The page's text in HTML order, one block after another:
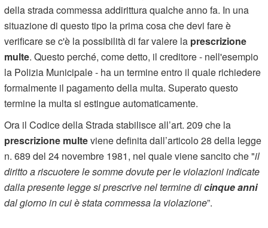
della strada commessa addirittura qualche anno fa. In una
situazione di questo tipo la prima cosa che devi fare è
verificare se c'è la possibilità di far valere la prescrizione
multe. Questo perché, come detto, il creditore - nell'esempio
la Polizia Municipale - ha un termine entro il quale richiedere
formalmente il pagamento della multa. Superato questo
termine la multa si estingue automaticamente.
Ora il Codice della Strada stabilisce all’art. 209 che la
prescrizione multeviene definita dall’articolo 28 della legge
n. 689 del 24 novembre 1981, nel quale viene sancito che "il
diritto a riscuotere le somme dovute per le violazioni indicate
dalla presente legge si prescrive nel termine dicinque anni
dal giorno in cui è stata commessa la violazione”.